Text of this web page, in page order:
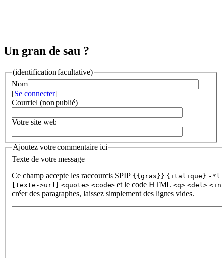
Un gran de sau ?
(identification facultative)
Nom
[Se connecter]
Courriel (non publié)
Votre site web
Ajoutez votre commentaire ici
Texte de votre message
Ce champ accepte les raccourcis SPIP {{gras}} {italique} -
[texte->url] <quote> <code> et le code HTML <q> <del>
créer des paragraphes, laissez simplement des lignes vides.